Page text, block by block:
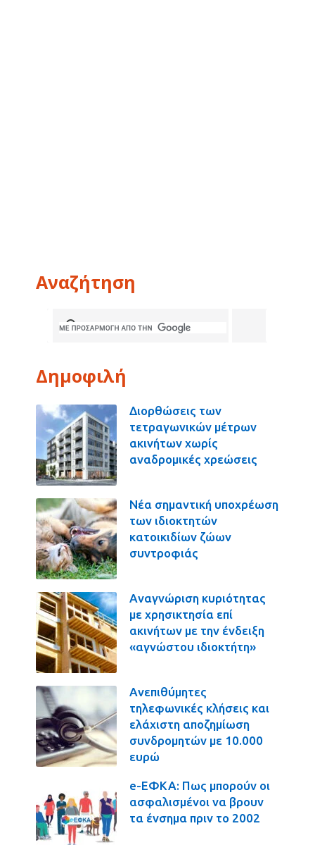
Αναζήτηση
Δημοφιλή
Διορθώσεις των
τετραγωνικών μέτρων
ακινήτων χωρίς
αναδρομικές χρεώσεις
Νέα σημαντική υποχρέωση
των ιδιοκτητών
κατοικιδίων ζώων
συντροφιάς
Αναγνώριση κυριότητας
με χρησικτησία επί
ακινήτων με την ένδειξη
«αγνώστου ιδιοκτήτη»
Ανεπιθύμητες
τηλεφωνικές κλήσεις και
ελάχιστη αποζημίωση
συνδρομητών με 10.000
ευρώ
e-ΕΦΚΑ: Πως μπορούν οι
ασφαλισμένοι να βρουν
τα ένσημα πριν το 2002